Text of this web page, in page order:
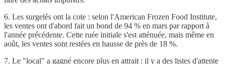
6. Les surgelés ont la cote : selon l'American Frozen Food Institute,
les ventes ont d'abord fait un bond de 94 % en mars par rapport à
l'année précédente. Cette ruée initiale s'est atténuée, mais même en
août, les ventes sont restées en hausse de près de 18 %.
7. Le "local" a gagné encore plus en attrait : il y a des listes d'attente